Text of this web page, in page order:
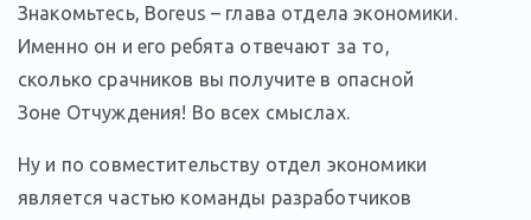
Знакомьтесь, Boreus – глава отдела экономики.
Именно он и его ребята отвечают за то,
сколько срачников вы получите в опасной
Зоне Отчуждения! Во всех смыслах.
Ну и по совместительству отдел экономики
является частью команды разработчиков